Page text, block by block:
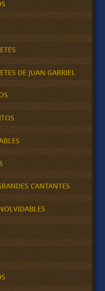
DE JUAN GABRIEL
CANTANTES